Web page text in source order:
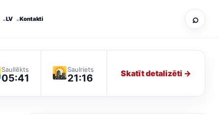
LV Kontakti ⌕
Saullēkts
05:41
Saulriets
21:16 Skatīt detalizēti →